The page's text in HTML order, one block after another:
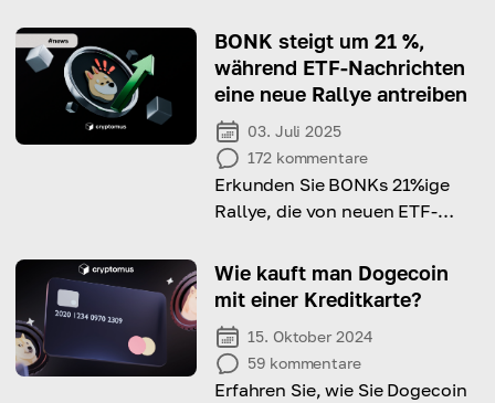
BONK steigt um 21 %,
während ETF-Nachrichten
eine neue Rallye antreiben
03. Juli 2025
172 kommentare
Erkunden Sie BONKs 21%ige
Rallye, die von neuen ETF-
Anlegerinteresse befeuert wird.
Wie kauft man Dogecoin
mit einer Kreditkarte?
15. Oktober 2024
59 kommentare
Erfahren Sie, wie Sie Dogecoin